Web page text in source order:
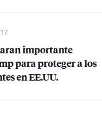
importante
para proteger a los
en EE.UU.